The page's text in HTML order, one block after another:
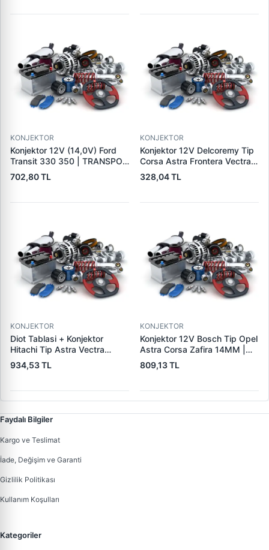
KONJEKTOR
Konjektor 12V (14,0V) Ford
Transit 330 350 | TRANSPO
F610
702,80 TL
KONJEKTOR
Konjektor 12V Delcoremy Tip
Corsa Astra Frontera Vectra
A - B Em Astra G | YUNYI 01-
004 | OEM 1204270
328,04 TL
KONJEKTOR
Diot Tablasi + Konjektor
Hitachi Tip Astra Vectra
Combo 1.7 Dti | PARS PRS-
IHR769-IH769 | OEM
934,53 TL
KONJEKTOR
Konjektor 12V Bosch Tip Opel
Astra Corsa Zafira 14MM |
YUNYI 04-024 | OEM
0031541506 1204289
809,13 TL
Faydalı Bilgiler
Kargo ve Teslimat
İade, Değişim ve Garanti
Gizlilik Politikası
Kullanım Koşulları
Kategoriler